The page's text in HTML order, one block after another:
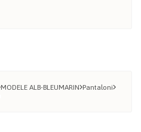
MODELE ALB-BLEUMARIN Pantaloni